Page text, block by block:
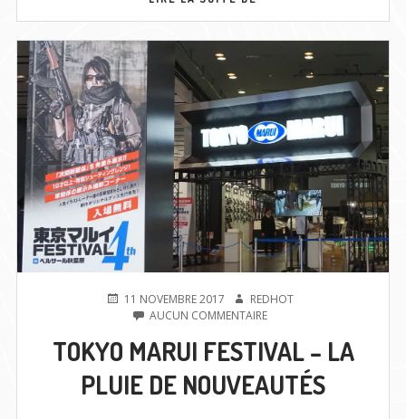
SHOW
2018
PUBLIÉ11 NOVEMBRE 2017 AUTEUR
REDHOT
AUCUN COMMENTAIRESUR
MARUI
FESTIVAL
–
LA
TOKYO MARUI FESTIVAL – LA
PLUIE DE NOUVEAUTÉS